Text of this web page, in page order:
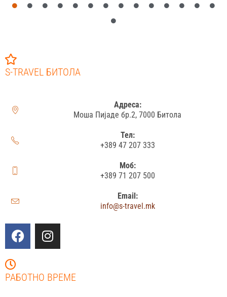
S-TRAVEL БИТОЛА
Адреса:
Моша Пијаде бр.2, 7000 Битола
Тел:
+389 47 207 333
Моб:
+389 71 207 500
Email:
info@s-travel.mk
РАБОТНО ВРЕМЕ